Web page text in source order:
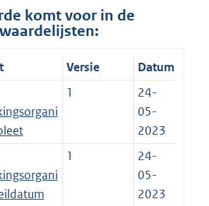
komt voor in de
Versie
Datum
1
24-
05-
2023
1
24-
05-
2023